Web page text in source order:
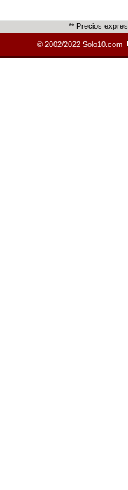
** Precios
© 2002/2022 Solo10.com